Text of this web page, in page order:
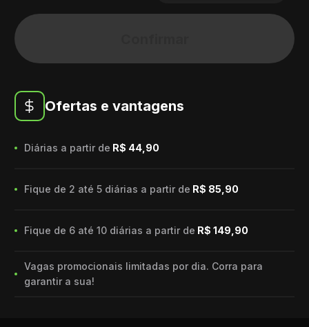
Ofertas e vantagens
Diárias a partir de R$ 44,90
Fique de 2 até 5 diárias a partir de R$ 85,90
Fique de 6 até 10 diárias a partir de R$ 149,90
Vagas promocionais limitadas por dia. Corra para
garantir a sua!